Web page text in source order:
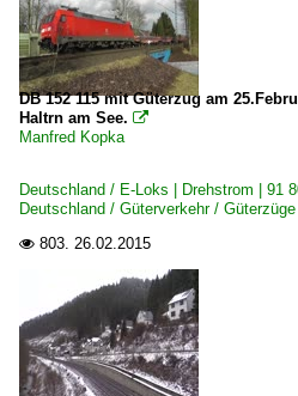
DB 152 115 mit Güterzug am
Haltrn am See. 
Manfred Kopka
Deutschland / E-Loks | Drehstrom |
Deutschland / Güterverkehr /
 803. 26.02.2015